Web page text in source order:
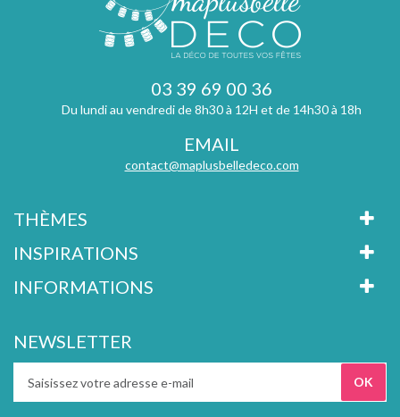
03 39 69 00 36
Du lundi au vendredi de 8h30 à 12H et de 14h30 à 18h
EMAIL
contact@maplusbelledeco.com
THÈMES
INSPIRATIONS
INFORMATIONS
NEWSLETTER